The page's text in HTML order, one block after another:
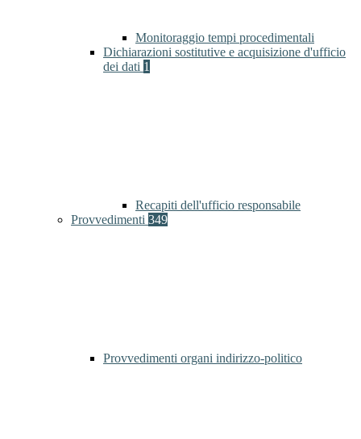
Monitoraggio tempi procedimentali
Dichiarazioni sostitutive e acquisizione d'ufficio
dei dati 1
Recapiti dell'ufficio responsabile
Provvedimenti 349
Provvedimenti organi indirizzo-politico